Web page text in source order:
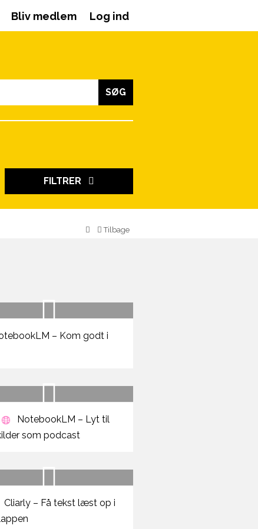
Bliv medlem Log ind
SØG
Tilbage
– Kom godt i
NotebookLM – Lyt til
som podcast
Cliarly – Få tekst læst op i